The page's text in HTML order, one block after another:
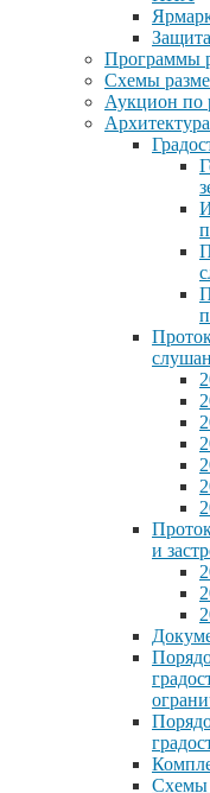
Программы
Схемы
Аукцион по
и
Схемы